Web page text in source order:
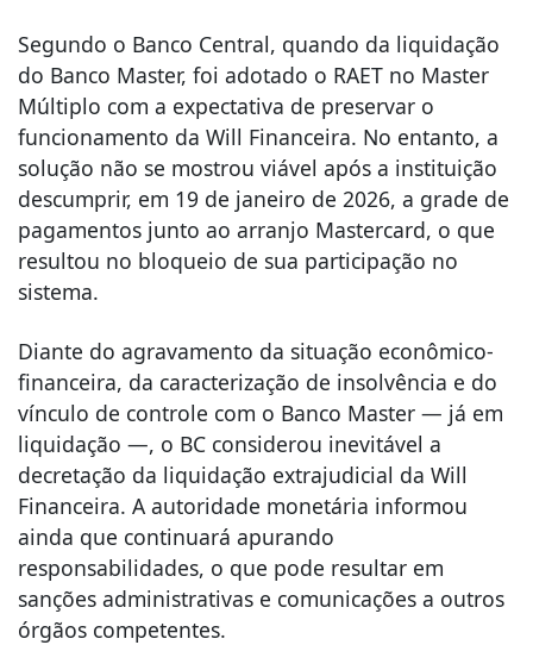
Segundo o Banco Central, quando da liquidação
do Banco Master, foi adotado o RAET no Master
Múltiplo com a expectativa de preservar o
funcionamento da Will Financeira. No entanto, a
solução não se mostrou viável após a instituição
descumprir, em 19 de janeiro de 2026, a grade de
pagamentos junto ao arranjo Mastercard, o que
resultou no bloqueio de sua participação no
sistema.
Diante do agravamento da situação econômico-
financeira, da caracterização de insolvência e do
vínculo de controle com o Banco Master — já em
liquidação —, o BC considerou inevitável a
decretação da liquidação extrajudicial da Will
Financeira. A autoridade monetária informou
ainda que continuará apurando
responsabilidades, o que pode resultar em
sanções administrativas e comunicações a outros
órgãos competentes.